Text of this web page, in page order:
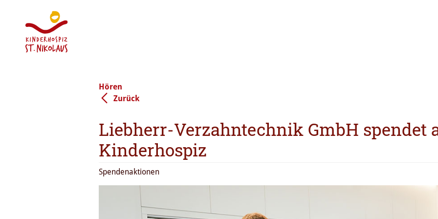
Hören
Zurück
Liebherr-Verzahntechnik GmbH spendet
Kinderhospiz
Spendenaktionen